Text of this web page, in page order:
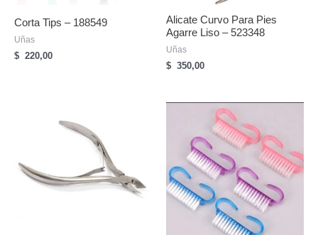
Corta Tips – 188549
Uñas
$ 220,00
Alicate Curvo Para Pies
Agarre Liso – 523348
Uñas
$ 350,00